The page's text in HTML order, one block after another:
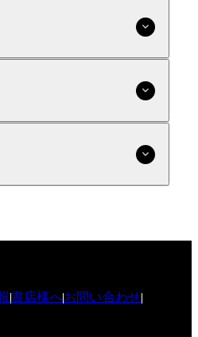
書店様へお問い合わせ